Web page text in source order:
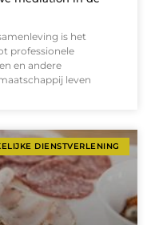
is het
professionele
en andere
leven
DIENSTVERLENING